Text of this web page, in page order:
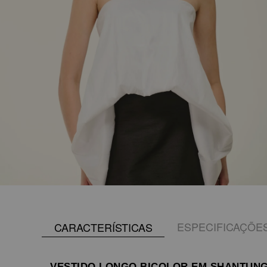
CARACTERÍSTICAS